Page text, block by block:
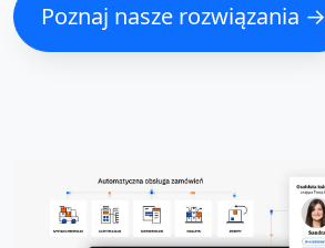
Poznaj nasze rozwiązania →